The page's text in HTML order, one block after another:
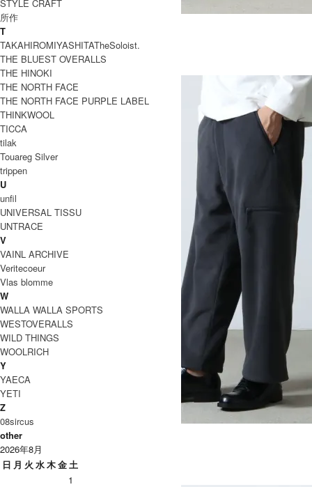
EASY SKIRT
SOLD OUT
MOUNTAIN EQUIPMENT
マウンテンイクイップメント
RETRO FLEECE WIDE PANTS
SOLD OUT
MOUNTAIN EQUIPMENT
マウンテンイクイップメント
STYLE CRAFT
所作
T
TAKAHIROMIYASHITATheSoloist.
THE BLUEST OVERALLS
THE HINOKI
THE NORTH FACE
THE NORTH FACE PURPLE LABEL
THINKWOOL
TICCA
tilak
Touareg Silver
trippen
U
unfil
UNIVERSAL TISSU
UNTRACE
V
VAINL ARCHIVE
Veritecoeur
Vlas blomme
W
WALLA WALLA SPORTS
WESTOVERALLS
WILD THINGS
WOOLRICH
Y
YAECA
YETI
Z
08sircus
other
2026年8月
日 月 火 水木金土
1